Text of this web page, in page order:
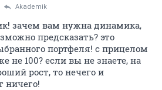
Akademik
зачем вам нужна динамика,
предсказать? это
портфеля! с прицелом
не 100? если вы не знаете, на
рост, то нечего и
ничего!